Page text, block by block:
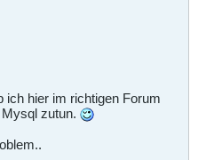
ich hier im richtigen Forum
zutun.